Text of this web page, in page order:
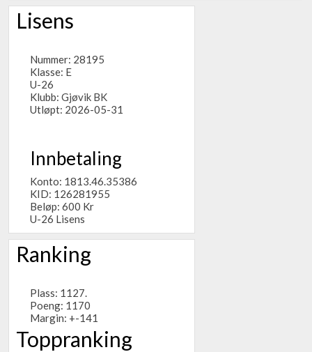
Lisens
Nummer: 28195
Klasse: E
U-26
Klubb: Gjøvik BK
Utløpt: 2026-05-31
Innbetaling
Konto: 1813.46.35386
KID: 126281955
Beløp: 600 Kr
U-26 Lisens
Ranking
Plass: 1127.
Poeng: 1170
Margin: +-141
Toppranking